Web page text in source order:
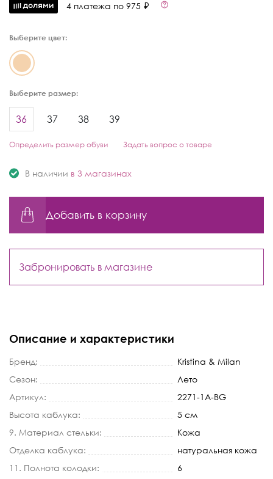
4 платежа по 975 ₽
Выберите цвет:
Выберите размер:
36 37 38 39
Определить размер обуви Задать вопрос о товаре
В наличии в 3 магазинах
Добавить в корзину
Забронировать в магазине
Описание и характеристики
Бренд:
Kristina & Milan
Сезон:
Лето
Артикул:
2271-1A-BG
Высота каблука:
5 см
9. Материал стельки:
Кожа
Отделка каблука:
натуральная кожа
11. Полнота колодки:
6